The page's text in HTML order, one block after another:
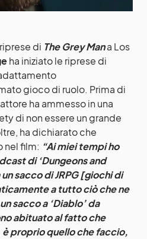
di The Grey Mana Los
ha iniziato le riprese di
gioco di ruolo. Prima di
ha ammesso in una
di non essere un grande
ha dichiarato che
nel film: “Ai miei tempi ho
di ‘Dungeons and
sacco di JRPG [giochi di
a tutto ciò che ne
sacco a ‘Diablo’ da
abituato al fatto che
proprio quello che faccio,